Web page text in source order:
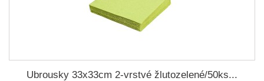
Ubrousky 33x33cm 2-vrstvé žlutozelené/50ks...